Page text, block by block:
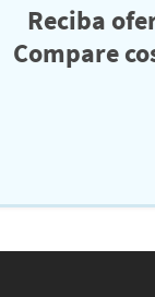
Reciba
Compare